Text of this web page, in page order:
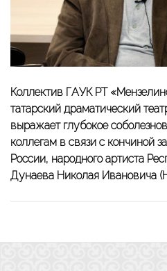
Коллектив ГАУК РТ
татарский драматический
выражает глубокое
коллегам в связи с кончиной
России, народного артиста
Дунаева Николая Ивановича